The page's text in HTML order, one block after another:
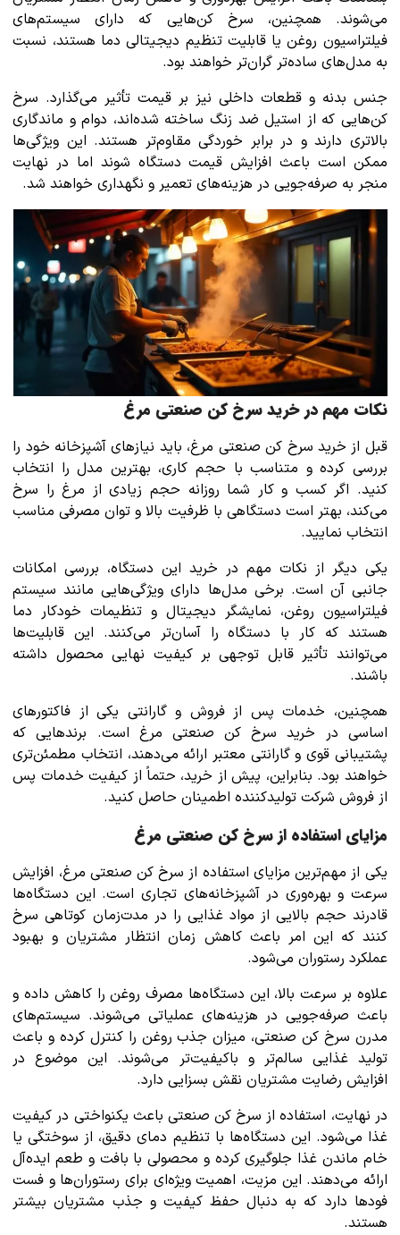
می‌شوند. همچنین، سرخ کن‌هایی که دارای سیستم‌های
فیلتراسیون روغن یا قابلیت تنظیم دیجیتالی دما هستند، نسبت
به مدل‌های ساده‌تر گران‌تر خواهند بود.
جنس بدنه و قطعات داخلی نیز بر قیمت تأثیر می‌گذارد. سرخ
کن‌هایی که از استیل ضد زنگ ساخته شده‌اند، دوام و ماندگاری
بالاتری دارند و در برابر خوردگی مقاوم‌تر هستند. این ویژگی‌ها
ممکن است باعث افزایش قیمت دستگاه شوند اما در نهایت
منجر به صرفه‌جویی در هزینه‌های تعمیر و نگهداری خواهند شد.
نکات مهم در خرید سرخ کن صنعتی مرغ
قبل از خرید سرخ کن صنعتی مرغ، باید نیازهای آشپزخانه خود را
بررسی کرده و متناسب با حجم کاری، بهترین مدل را انتخاب
کنید. اگر کسب و کار شما روزانه حجم زیادی از مرغ را سرخ
می‌کند، بهتر است دستگاهی با ظرفیت بالا و توان مصرفی مناسب
انتخاب نمایید.
یکی دیگر از نکات مهم در خرید این دستگاه، بررسی امکانات
جانبی آن است. برخی مدل‌ها دارای ویژگی‌هایی مانند سیستم
فیلتراسیون روغن، نمایشگر دیجیتال و تنظیمات خودکار دما
هستند که کار با دستگاه را آسان‌تر می‌کنند. این قابلیت‌ها
می‌توانند تأثیر قابل توجهی بر کیفیت نهایی محصول داشته
باشند.
همچنین، خدمات پس از فروش و گارانتی یکی از فاکتورهای
اساسی در خرید سرخ کن صنعتی مرغ است. برندهایی که
پشتیبانی قوی و گارانتی معتبر ارائه می‌دهند، انتخاب مطمئن‌تری
خواهند بود. بنابراین، پیش از خرید، حتماً از کیفیت خدمات پس
از فروش شرکت تولیدکننده اطمینان حاصل کنید.
مزایای استفاده از سرخ کن صنعتی مرغ
یکی از مهم‌ترین مزایای استفاده از سرخ کن صنعتی مرغ، افزایش
سرعت و بهره‌وری در آشپزخانه‌های تجاری است. این دستگاه‌ها
قادرند حجم بالایی از مواد غذایی را در مدت‌زمان کوتاهی سرخ
کنند که این امر باعث کاهش زمان انتظار مشتریان و بهبود
عملکرد رستوران می‌شود.
علاوه بر سرعت بالا، این دستگاه‌ها مصرف روغن را کاهش داده و
باعث صرفه‌جویی در هزینه‌های عملیاتی می‌شوند. سیستم‌های
مدرن سرخ کن صنعتی، میزان جذب روغن را کنترل کرده و باعث
تولید غذایی سالم‌تر و باکیفیت‌تر می‌شوند. این موضوع در
افزایش رضایت مشتریان نقش بسزایی دارد.
در نهایت، استفاده از سرخ کن صنعتی باعث یکنواختی در کیفیت
غذا می‌شود. این دستگاه‌ها با تنظیم دمای دقیق، از سوختگی یا
خام ماندن غذا جلوگیری کرده و محصولی با بافت و طعم ایده‌آل
ارائه می‌دهند. این مزیت، اهمیت ویژه‌ای برای رستوران‌ها و فست
فودها دارد که به دنبال حفظ کیفیت و جذب مشتریان بیشتر
هستند.